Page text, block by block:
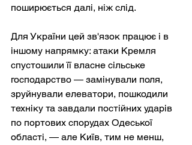
поширюється далі, ніж слід.
Для України цей зв'язок працює і в
іншому напрямку: атаки Кремля
спустошили її власне сільське
господарство — замінували поля,
зруйнували елеватори, пошкодили
техніку та завдали постійних ударів
по портових спорудах Одеської
області, — але Київ, тим не менш,